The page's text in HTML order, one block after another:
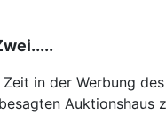
in der Werbung